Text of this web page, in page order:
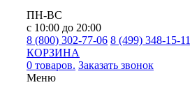
ПН-ВС
с 10:00 до 20:00
8 (800) 302-77-06 8 (499) 348-15-11
КОРЗИНА
0 товаров. Заказать звонок
Меню